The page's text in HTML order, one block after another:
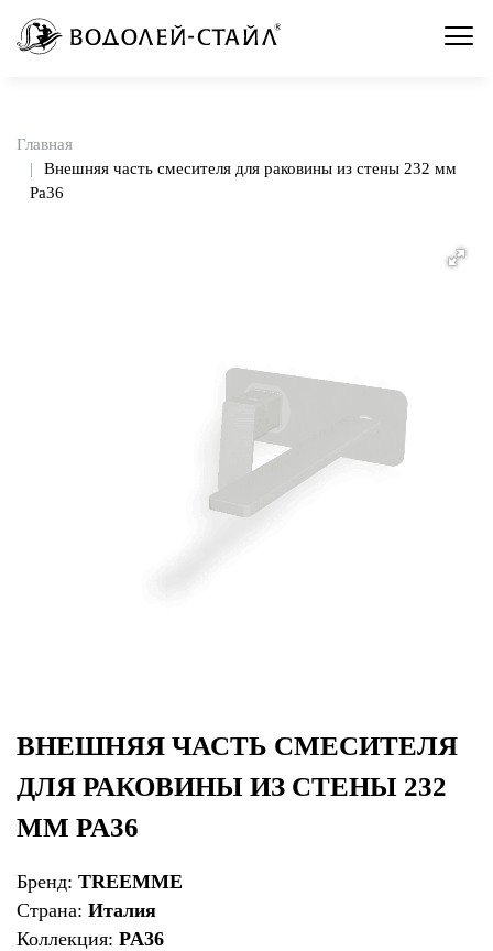
Главная
Внешняя часть смесителя для раковины из стены 232 мм
Pa36
ВНЕШНЯЯ ЧАСТЬ СМЕСИТЕЛЯ
ДЛЯ РАКОВИНЫ ИЗ СТЕНЫ 232
ММ PA36
Бренд: TREEMME
Страна: Италия
Коллекция: PA36